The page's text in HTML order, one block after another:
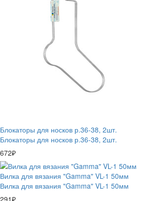
Блокаторы для носков р.36-38, 2шт.
Блокаторы для носков р.36-38, 2шт.
672₽
Вилка для вязания "Gamma" VL-1 50мм
Вилка для вязания "Gamma" VL-1 50мм